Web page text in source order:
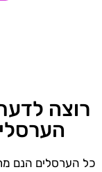
רוצה